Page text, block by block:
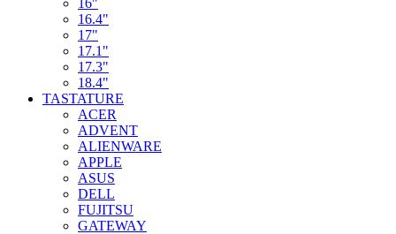
16"
16.4"
17"
17.1"
17.3"
18.4"
TASTATURE
ACER
ADVENT
ALIENWARE
APPLE
ASUS
DELL
FUJITSU
GATEWAY